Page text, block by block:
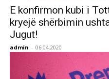
E konfirmon kubi i
kryejë shërbimin
Jugut!
admin - 06.04.2020